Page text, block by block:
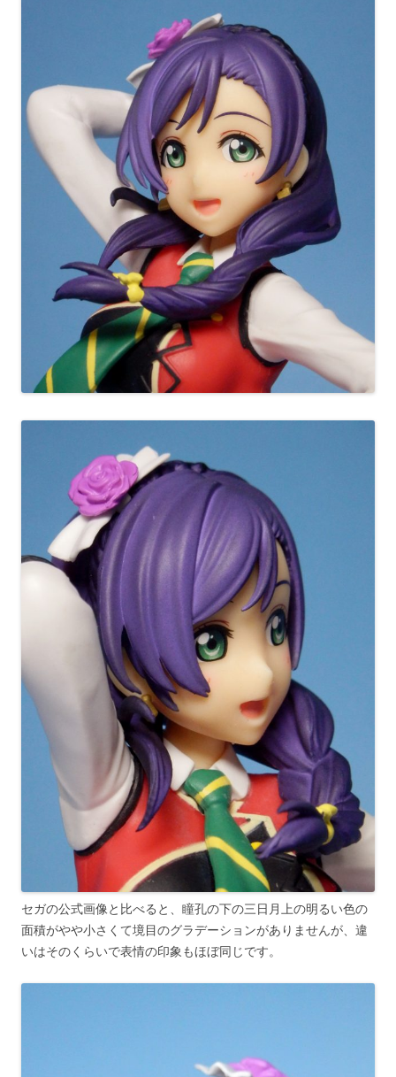
セガの公式画像と比べると、瞳孔の下の三日月上の明るい色の
面積がやや小さくて境目のグラデーションがありませんが、違
いはそのくらいで表情の印象もほぼ同じです。